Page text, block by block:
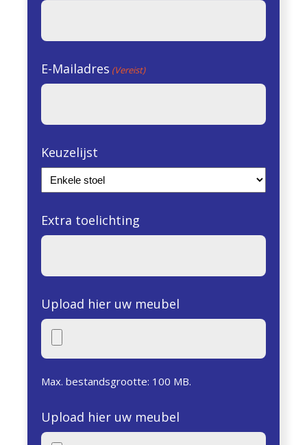
E-Mailadres (Vereist)
Keuzelijst
Extra toelichting
Upload hier uw meubel
Max. bestandsgrootte: 100 MB.
Upload hier uw meubel